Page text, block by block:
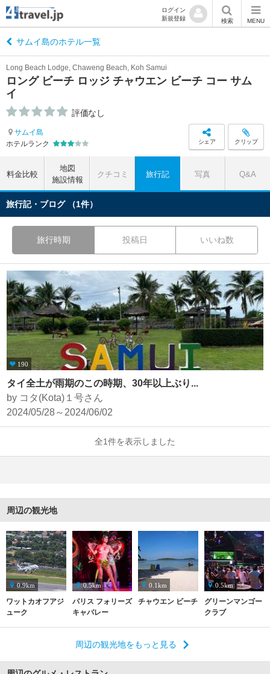
ログイン
新規登録
検索 MENU
サムイ島のホテル一覧
ロング ビーチ ロッジ チャウエン ビーチ コー サム
イ
Long Beach Lodge, Chaweng Beach, Koh Samui
評価なし
サムイ島
ホテルランク
シェア クリップ
料金比較
地図
施設情報
クチコミ 旅行記 写真 Q&A
旅行記・ブログ （1件）
旅行時期 投稿日 いいね数
190
タイ全土が雨期のこの時期、30年以上ぶり...
by コタ(Kota)１号さん
2024/05/28～2024/06/02
全1件を表示しました
周辺の観光地
0.9km
ワットカオフアジ
ューク
0.5km
パリス フォリーズ
キャバレー
0.1km
チャウエン ビーチ
0.5km
グリーンマンゴー
クラブ
周辺の観光地をもっと見る